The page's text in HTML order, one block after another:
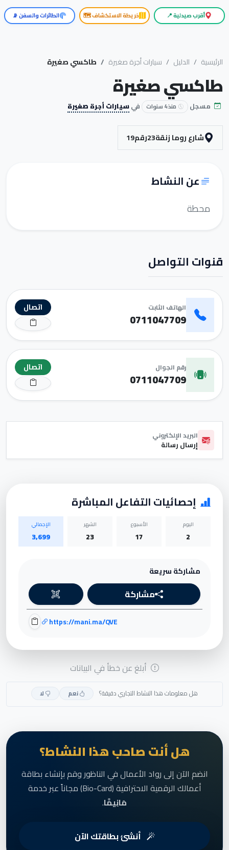
أقرب صيدلية 📍 خريطة الاستكشاف 🗺️ الطائرات والسفن 📡
الرئيسية الدليل سيارات أجرة صغيرة طاكسي صغيرة
طاكسي صغيرة
مسجل منذ 4 سنوات فيسيارات أجرة صغيرة
شارع روما زنقة23رقم19
عن النشاط
محطة
قنوات التواصل
الهاتف الثابت
0711047709
اتصال
رقم الجوال
0711047709
اتصال
البريد الإلكتروني
إرسال رسالة
إحصائيات التفاعل المباشرة
اليوم
2
الأسبوع
17
الشهر
23
الإجمالي
3,699
مشاركة سريعة
مشاركة
https://mani.ma/QVE
أبلغ عن خطأ في البيانات
هل معلومات هذا النشاط التجاري دقيقة؟ نعم لا
هل أنت صاحب هذا النشاط؟
انضم الآن إلى رواد الأعمال في الناظور وقم بإنشاء بطاقة
أعمالك الرقمية الاحترافية (Bio-Card) مجاناً عبر خدمة
مَانِيمَّا.
أنشئ بطاقتك الآن